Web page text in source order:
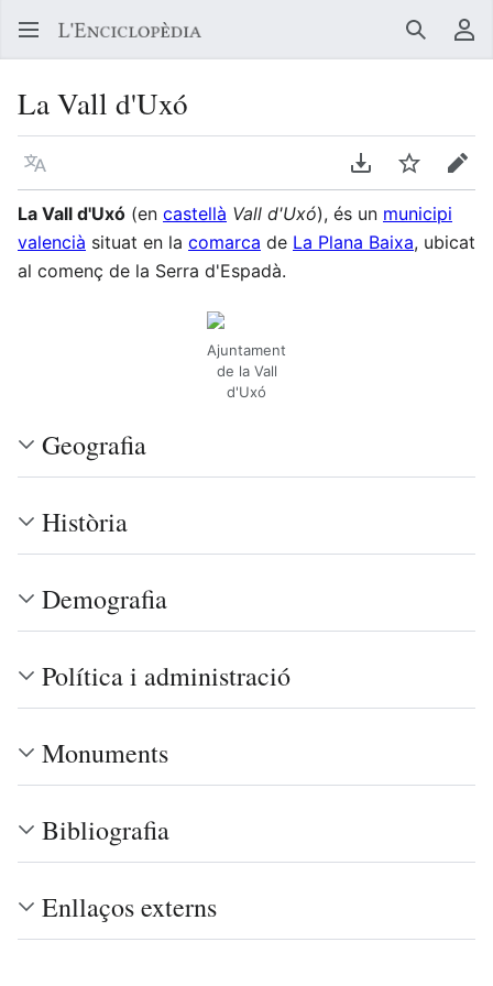
Buscar
La Vall d'Uxó
Llegir en un atre idioma Descarregar en
Vigilar
La Vall d'Uxó (en castellà Vall d'Uxó), és un municipi
valencià situat en la comarca de La Plana Baixa, ubicat
al començ de la Serra d'Espadà.
Ajuntament
de la Vall
d'Uxó
Geografia
Història
Demografia
Política i administració
Monuments
Bibliografia
Enllaços externs